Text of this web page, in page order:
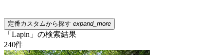
定番カスタムから探す expand_more
「Lapin」の検索結果
240件